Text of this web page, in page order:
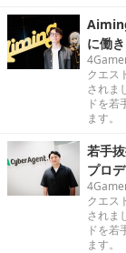
に働
クエス
されま
ドを若
ます。
若手
プロ
クエス
されま
ドを若
ます。